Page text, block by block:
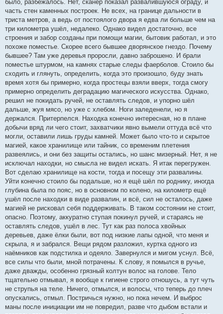
было, разбежалось. Нет, сканер показал развалившуюся ограду, и
часть стен каменных построек. Не всех, на границе дальности в
триста метров, а ведь от постоялого двора я едва ли больше чем на
три километра ушёл, недалеко. Однако видел достаточно, все
строения и забор созданы при помощи магии, бытовик работал, и это
похоже поместье. Скорее всего бывшее дворянское гнездо. Почему
бывшее? Там уже деревья проросли, давно заброшено. И брали
поместье штурмом, на камнях старые следы фаерболов. Стоило бы
сходить и глянуть, определить, когда это произошло, буду знать
время хотя бы примерно, когда простецы взяли вверх, тогда смогу
примерно определить деградацию магического искусства. Однако,
решил не покидать ручей, не оставлять следов, и упорно шёл
дальше, жуя мясо, но уже с хлебом. Ноги заледенели, но я
держался. Притерпелся. Находка конечно интересная, но в плане
добычи вряд ли чего стоит, захватчики явно вымели оттуда всё что
могли, оставили лишь груды камней. Может было что-то и скрытое
магией, какое хранилище или тайник, со временим плетения
развеялись, и они без защиты остались, но шанс мизерный. Нет, я не
исключал находки, но смысла не видел искать. Я итак перегружен.
Вот сделаю хранилище на кости, тогда и посещу эти развалины.
Уйти конечно стоило бы подальше, но я ещё шёл по роднику, иногда
глубина была по пояс, но в основном по колено, на километр ещё
ушёл после находки в виде развалин, и всё, сил не осталось, даже
магией не рисковал себя поддерживать. В таком состоянии не стоит,
опасно. Поэтому, аккуратно ступая покинул ручей, и стараясь не
оставлять следов, ушёл в лес. Тут как раз полоса хвойных
деревьев, даже ёлки были, вот под низкие лапы одной, что меня и
скрыла, я и забрался. Вещи рядом разложил, куртка одного из
наёмников как подстилка и одеяло. Завернулся и мигом уснул. Всё,
все силы что были, мной потрачены. К слову, я помылся в ручье,
даже дважды, особенно грязный колтун волос на голове. Тело
тщательно отмывал, я вообще к гигиене строго отношусь, а тут чуть
не струпья на теле. Ничего, отмылся, и волосы, что теперь до плеч
опускались, отмыл. Постричься нужно, но пока нечем. И выброс
маны после инициации им не повредил, разве что дыбом встали и